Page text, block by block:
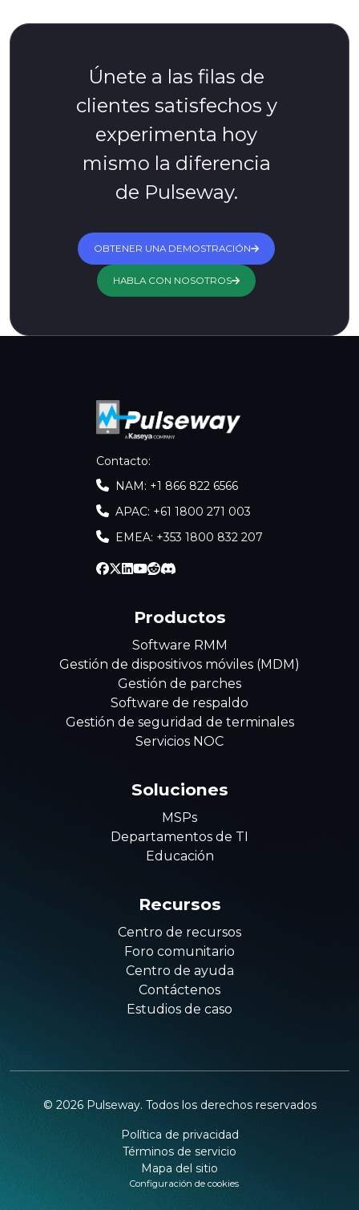
Únete a las filas de
clientes satisfechos y
experimenta hoy
mismo la diferencia
de Pulseway.
OBTENER UNA DEMOSTRACIÓN
HABLA CON NOSOTROS
Contacto:
NAM: +1 866 822 6566
APAC: +61 1800 271 003
EMEA: +353 1800 832 207
Productos
Software RMM
Gestión de dispositivos móviles (MDM)
Gestión de parches
Software de respaldo
Gestión de seguridad de terminales
Servicios NOC
Soluciones
MSPs
Departamentos de TI
Educación
Recursos
Centro de recursos
Foro comunitario
Centro de ayuda
Contáctenos
Estudios de caso
© 2026 Pulseway. Todos los derechos reservados
Política de privacidad
Términos de servicio
Mapa del sitio
Configuración de cookies